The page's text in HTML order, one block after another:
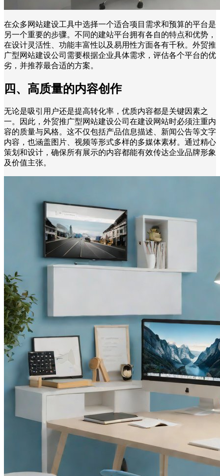
在众多网站建设工具中选择一个适合项目需求和预算的平台是
另一个重要的步骤。不同的建站平台拥有各自的特点和优势，
在设计灵活性、功能丰富性以及易用性方面各有千秋。外贸推
广型网站建设公司需要根据企业具体需求，评估各个平台的优
劣，并推荐最合适的方案。
四、高质量的内容创作
无论是吸引用户还是提高转化率，优质内容都是关键因素之
一。因此，外贸推广型网站建设公司在建设网站时必须注重内
容的质量与风格。这不仅包括产品信息描述、新闻公告等文字
内容，也涵盖图片、视频等形式多样的多媒体素材。通过精心
策划和设计，确保所有展示的内容都能有效传达企业品牌形象
及价值主张。